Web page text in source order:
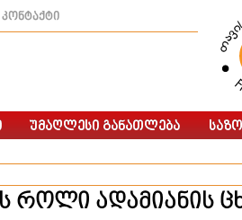
კონტაქტი
ადამიანის